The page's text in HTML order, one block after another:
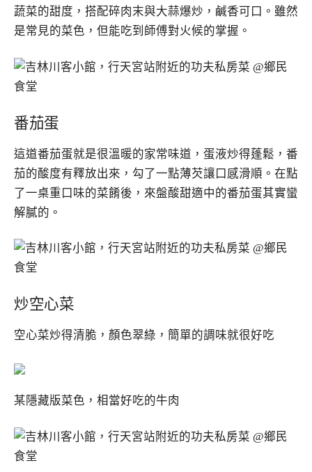
蔬菜的甜度，搭配碎肉末與大蒜爆炒，鹹香可口。雖然
是常見的菜色，但能吃到師傅對火候的掌握。
番茄蛋
這道番茄蛋就是很溫暖的家常味道，蛋液炒得蓬鬆，番
茄的酸度有釋放出來，勾了一點薄芡讓口感滑順。在點
了一桌重口味的菜餚後，來盤酸甜適中的番茄蛋其實蠻
解膩的。
炒空心菜
空心菜炒得清脆，顏色翠綠，簡單的調味就很好吃
某隱藏版菜色，相當好吃的牛肉